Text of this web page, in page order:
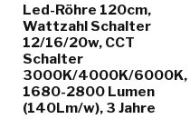
Led-Röhre 120cm,
Wattzahl Schalter
12/16/20w, CCT
Schalter
3000K/4000K/6000K,
1680-2800 Lumen
(140Lm/w), 3 Jahre